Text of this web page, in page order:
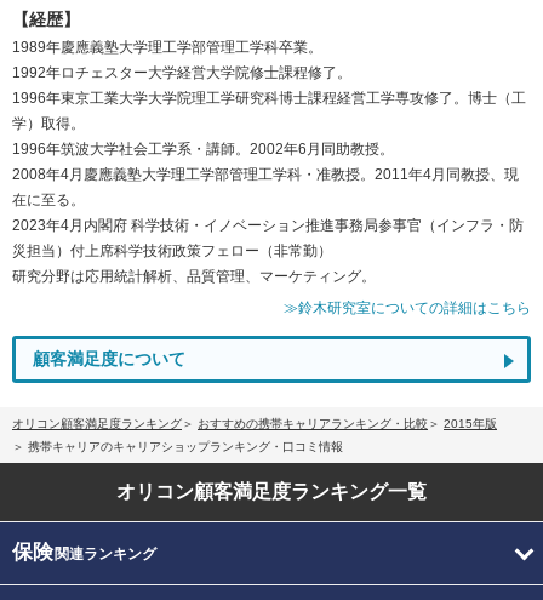
【経歴】
1989年慶應義塾大学理工学部管理工学科卒業。
1992年ロチェスター大学経営大学院修士課程修了。
1996年東京工業大学大学院理工学研究科博士課程経営工学専攻修了。博士（工
学）取得。
1996年筑波大学社会工学系・講師。2002年6月同助教授。
2008年4月慶應義塾大学理工学部管理工学科・准教授。2011年4月同教授、現
在に至る。
2023年4月内閣府 科学技術・イノベーション推進事務局参事官（インフラ・防
災担当）付上席科学技術政策フェロー（非常勤）
研究分野は応用統計解析、品質管理、マーケティング。
≫鈴木研究室についての詳細はこちら
顧客満足度について
オリコン顧客満足度ランキング おすすめの携帯キャリアランキング・比較
2015年版
携帯キャリアのキャリアショップランキング・口コミ情報
オリコン顧客満足度ランキング一覧
保険関連ランキング